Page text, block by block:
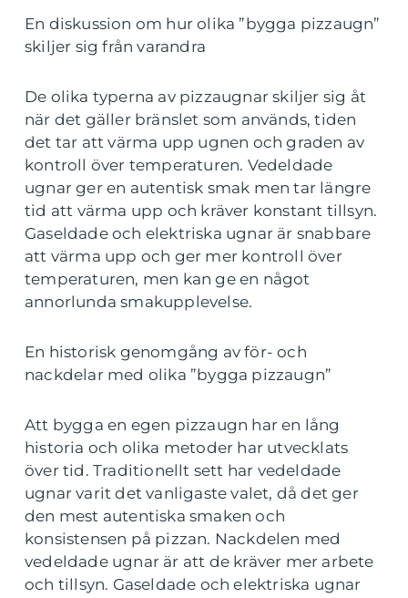
En diskussion om hur olika ”bygga pizzaugn”
skiljer sig från varandra
De olika typerna av pizzaugnar skiljer sig åt
när det gäller bränslet som används, tiden
det tar att värma upp ugnen och graden av
kontroll över temperaturen. Vedeldade
ugnar ger en autentisk smak men tar längre
tid att värma upp och kräver konstant tillsyn.
Gaseldade och elektriska ugnar är snabbare
att värma upp och ger mer kontroll över
temperaturen, men kan ge en något
annorlunda smakupplevelse.
En historisk genomgång av för- och
nackdelar med olika ”bygga pizzaugn”
Att bygga en egen pizzaugn har en lång
historia och olika metoder har utvecklats
över tid. Traditionellt sett har vedeldade
ugnar varit det vanligaste valet, då det ger
den mest autentiska smaken och
konsistensen på pizzan. Nackdelen med
vedeldade ugnar är att de kräver mer arbete
och tillsyn. Gaseldade och elektriska ugnar